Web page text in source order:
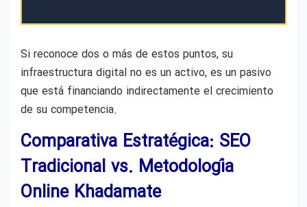
Si reconoce dos o más de estos puntos, su
infraestructura digital no es un activo, es un pasivo
que está financiando indirectamente el crecimiento
de su competencia.
Comparativa Estratégica: SEO
Tradicional vs. Metodología
Online Khadamate